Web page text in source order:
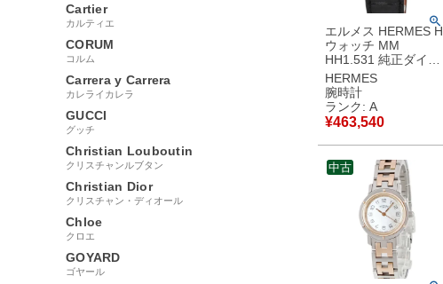
Cartier
カルティエ
CORUM
コルム
Carrera y Carrera
カレライカレラ
GUCCI
グッチ
Christian Louboutin
クリスチャンルブタン
Christian Dior
クリスチャン・ディオール
Chloe
クロエ
GOYARD
ゴヤール
エルメス HERMES H
ウォッチ MM
HH1.531 純正ダイヤ
ホワイト シェル アラ
ビア H型 ミディアム
メンズ レディース 腕
時計クオーツ ホワイ
ト 【中古】中古美品
HERMES
腕時計
ランク: A
¥463,540
中古